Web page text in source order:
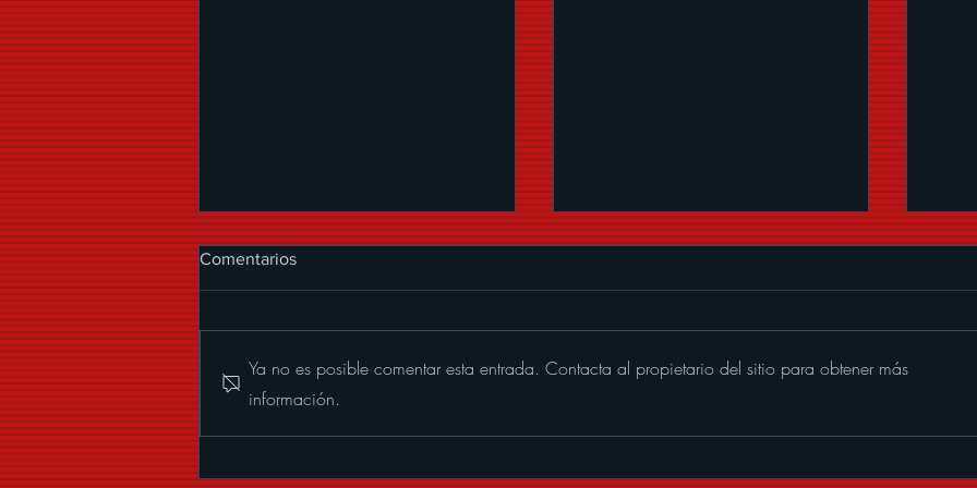
Comentarios
Ya no es posible comentar esta entrada. Contacta al propietario del sitio para obtener más
información.